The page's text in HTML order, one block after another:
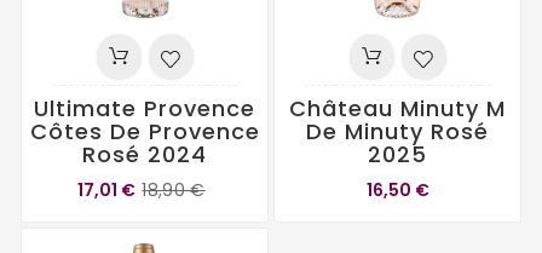
Ultimate Provence
Côtes De Provence
Rosé 2024
17,01 € 18,90 €
Château Minuty M
De Minuty Rosé
2025
16,50 €